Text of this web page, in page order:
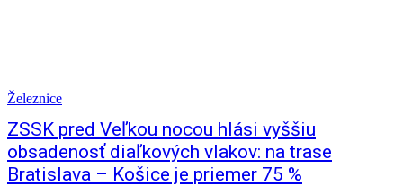
Železnice
ZSSK pred Veľkou nocou hlási vyššiu
obsadenosť diaľkových vlakov: na trase
Bratislava – Košice je priemer 75 %